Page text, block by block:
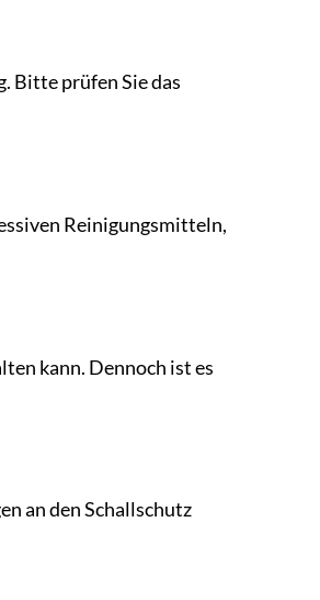
Bitte prüfen Sie das
Reinigungsmitteln,
kann. Dennoch ist es
an den Schallschutz